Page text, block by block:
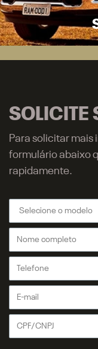
SOLICITE
Para solicitar
formulário abaixo
rapidamente.